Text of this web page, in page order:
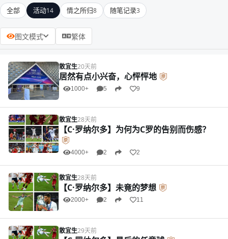
全部 活动14 情之所归8 随笔记录3
图文模式 繁体
散宜生20天前
居然有点小兴奋，心怦怦地
1000+ 5 9
散宜生28天前
【C·罗纳尔多】为何为C罗的告别而伤感？
4000+ 2 2
散宜生28天前
【C·罗纳尔多】未竟的梦想
2000+ 2 11
散宜生29天前